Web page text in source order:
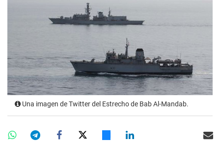
Una imagen de Twitter del Estrecho de Bab Al-Mandab.